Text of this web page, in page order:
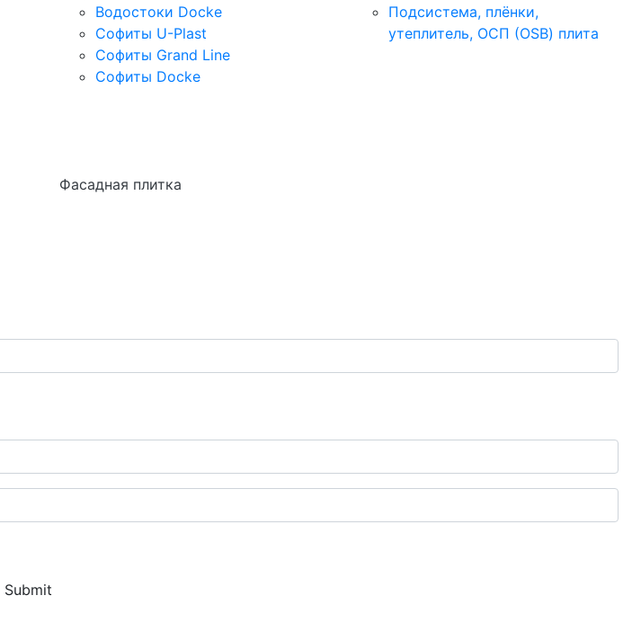
Водостоки Docke
Софиты U-Plast
Софиты Grand Line
Софиты Docke
Подсистема, плёнки,
утеплитель, ОСП (OSB) плита
Фасадная плитка
Submit